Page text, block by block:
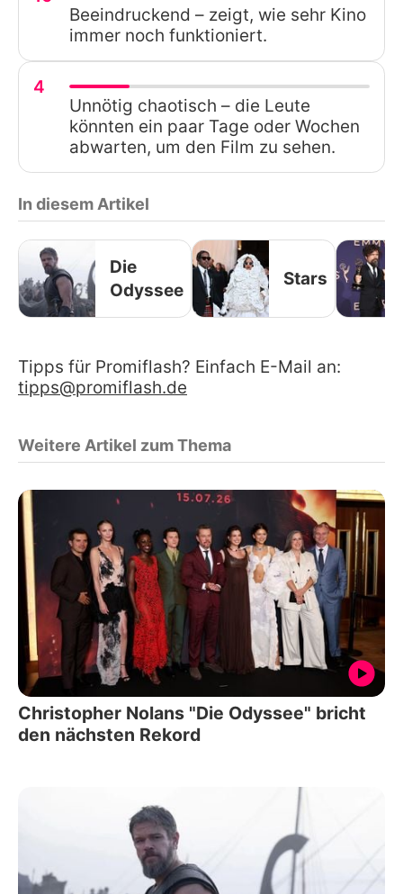
Beeindruckend – zeigt, wie sehr Kino
immer noch funktioniert.
4
Unnötig chaotisch – die Leute
könnten ein paar Tage oder Wochen
abwarten, um den Film zu sehen.
In diesem Artikel
Die
Odyssee
Stars
Tipps für Promiflash? Einfach E-Mail an:
tipps@promiflash.de
Weitere Artikel zum Thema
Christopher Nolans "Die Odyssee" bricht
den nächsten Rekord